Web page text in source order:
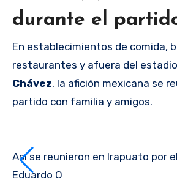
durante el
En establecimientos de comida,
restaurantes y afuera del estadio
Chávez, la afición mexicana se
partido con familia y amigos.
Así se reunieron en Irapuato por
Eduardo O